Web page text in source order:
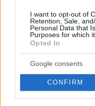
I want to opt-out of
Retention, Sale,
Personal Data that
Purposes for which
Opted In
Google consents
CONFIRM
La Cave: Το έξοχο
15.03.2025, 09:00